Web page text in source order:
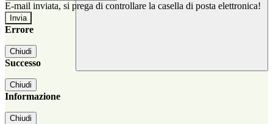
E-mail inviata, si prega di controllare la casella di posta elettronica!
Errore
Chiudi
Successo
Chiudi
Informazione
Chiudi